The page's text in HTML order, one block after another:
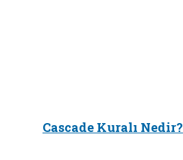
Cascade Kuralı Nedir?